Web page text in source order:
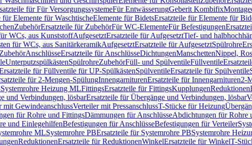
für Für VersorgungssystemeFür EntwässerungGeberit Kombifix
für Elemente für WaschtischeElemente für BidetsErsatzteile für Elemente für
ZubehörErsatzteile für ZubehörFür WC-ElementeFür Befestigungen
WCs, aus KunststoffAufgesetztErsatzteile für AufgesetztTief- und
für WCs, aus SanitärkeramikAufgesetztErsatzteile für AufgesetztSpülrohre
AnschlüsseErsatzteile für AnschlüsseDichtungenManschettenNippel,
UnterputzspülkästenSpülrohreZubehörFüll- und SpülventileFüllventile
für Füllventile für UP-SpülkästenSpülventileErsatzteile für Spülventile
für 2-Mengen-SpülungInnengarniturenErsatzteile für Innengarnituren2-
Systemrohre Heizung MLFittingsErsatzteile für FittingsKupplungenReduktionen
und Verbindungen, lösbarErsatzteile für Übergänge und Verbindungen, lösbar
mit GewindeanschlussVerteiler mit PressanschlussT-Stücke für Heizung
für Rohre und FittingsDämmungen für AnschlüsseAbdichtungen für Rohre
und EinlegehilfenBefestigungen für AnschlüsseBefestigungen für Verteiler
MLSystemrohre PBErsatzteile für Systemrohre PBSystemrohre
ReduktionenErsatzteile für ReduktionenWinkelErsatzteile für WinkelT-